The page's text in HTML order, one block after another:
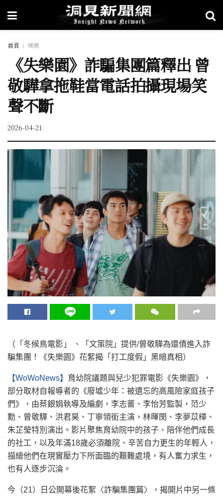
首頁 娛樂
《失樂園》詐騙集團篇釋出 曾
敬驊拿拖鞋當電話拍攝現場笑
聲不斷
2026-04-21
（「冬候鳥電影」 、「文策院」提供/曾敬驊為還債進入詐
騙集團！《失樂園》花絮揭「打工度假」黑暗真相）
【WoWoNews】 育幼院議題與兒少犯罪電影《失樂園》，
部分取材自報導者的《廢墟少年：被遺忘的高風險家庭孩子
們》，由蔡銀娟執導及編劇，李志薔、李怡芳監製，范少
勳、曾敬驊、洪君昊、丁寧領銜主演，林暉閔、李夢苡樺、
朱芷瑩特別演出。影片聚焦育幼院中的孩子、陪伴他們成長
的社工，以及年滿18歲必須離院、辛苦自力更生的年輕人，
描繪他們在現實壓力下所面臨的艱難處境，有人奮力求生，
也有人逐步沉淪。
今（21）日公開幕後花絮〈詐騙集團篇〉，揭開片中另一條